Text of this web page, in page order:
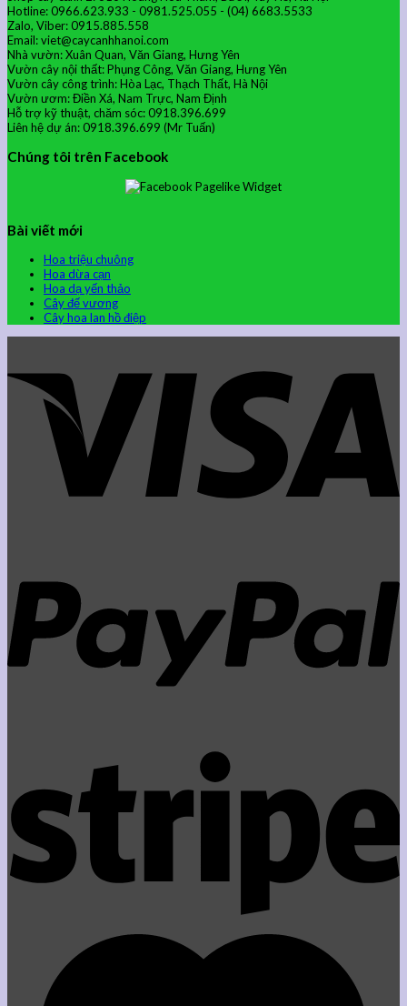
Hotline: 0966.623.933 - 0981.525.055 - (04) 6683.5533
Zalo, Viber: 0915.885.558
Email: viet@caycanhhanoi.com
Nhà vườn: Xuân Quan, Văn Giang, Hưng Yên
Vườn cây nội thất: Phụng Công, Văn Giang, Hưng Yên
Vườn cây công trình: Hòa Lạc, Thạch Thất, Hà Nội
Vườn ươm: Điền Xá, Nam Trực, Nam Định
Hỗ trợ kỹ thuật, chăm sóc: 0918.396.699
Liên hệ dự án: 0918.396.699 (Mr Tuấn)
Chúng tôi trên Facebook
Bài viết mới
Hoa triệu chuông
Hoa dừa cạn
Hoa dạ yến thảo
Cây đế vương
Cây hoa lan hồ điệp